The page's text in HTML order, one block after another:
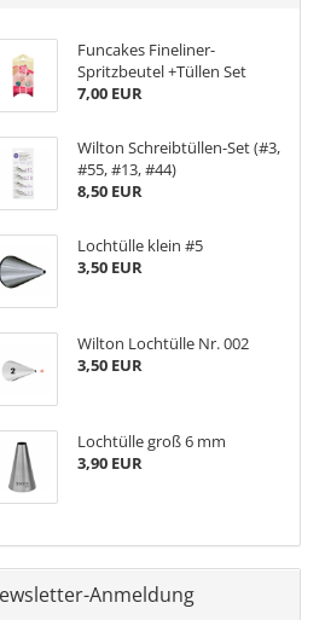
Funcakes Fineliner-
Spritzbeutel +Tüllen Set
7,00 EUR
Wilton Schreibtüllen-Set (#3,
#55, #13, #44)
8,50 EUR
Lochtülle klein #5
3,50 EUR
Wilton Lochtülle Nr. 002
3,50 EUR
Lochtülle groß 6 mm
3,90 EUR
Anmeldung